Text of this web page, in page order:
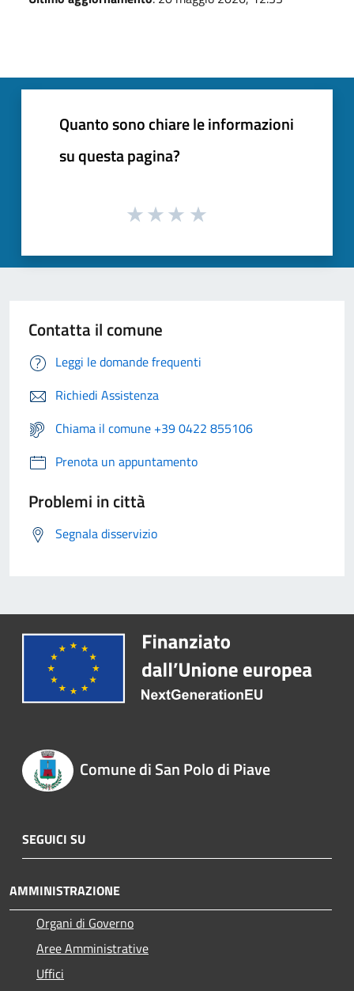
Quanto sono chiare le informazioni
su questa pagina?
Contatta il comune
Leggi le domande frequenti
Richiedi Assistenza
Chiama il comune +39 0422 855106
Prenota un appuntamento
Problemi in città
Segnala disservizio
Comune di San Polo di Piave
SEGUICI SU
AMMINISTRAZIONE
Organi di Governo
Aree Amministrative
Uffici